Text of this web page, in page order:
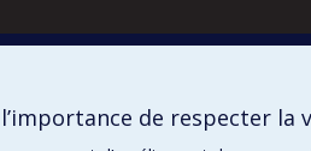
audiologie
de respecter la